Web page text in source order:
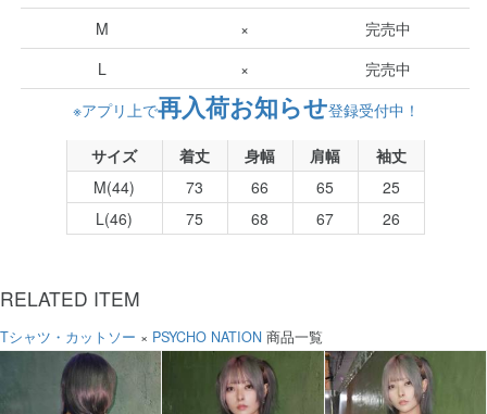
M
×
完売中
L
×
完売中
※アプリ上で再入荷お知らせ登録受付中！
サイズ 着丈 身幅 肩幅
袖丈
M(44)
73 66 65
25
L(46)
75 68 67 26
RELATED ITEM
Tシャツ・カットソー × PSYCHO NATION 商品一覧